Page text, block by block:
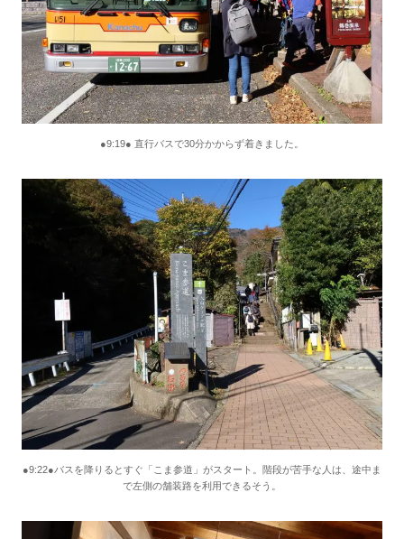
●9:19● 直行バスで30分かからず着きました。
●9:22●バスを降りるとすぐ「こま参道」がスタート。階段が苦手な人は、途中ま
で左側の舗装路を利用できるそう。